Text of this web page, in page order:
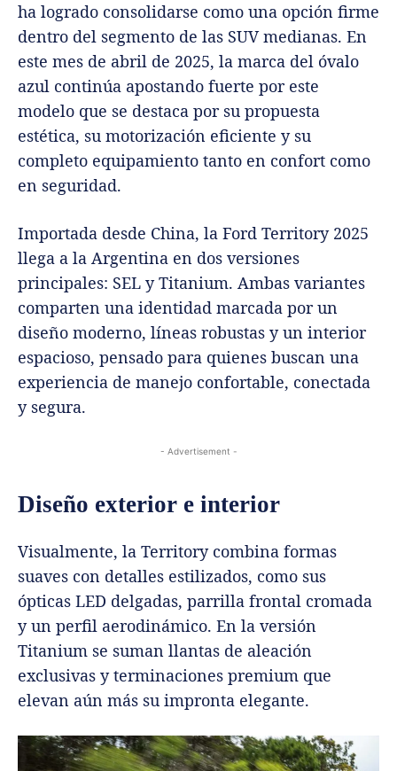
ha logrado consolidarse como una opción firme
dentro del segmento de las SUV medianas. En
este mes de abril de 2025, la marca del óvalo
azul continúa apostando fuerte por este
modelo que se destaca por su propuesta
estética, su motorización eficiente y su
completo equipamiento tanto en confort como
en seguridad.
Importada desde China, la Ford Territory 2025
llega a la Argentina en dos versiones
principales: SEL y Titanium. Ambas variantes
comparten una identidad marcada por un
diseño moderno, líneas robustas y un interior
espacioso, pensado para quienes buscan una
experiencia de manejo confortable, conectada
y segura.
- Advertisement -
Diseño exterior e interior
Visualmente, la Territory combina formas
suaves con detalles estilizados, como sus
ópticas LED delgadas, parrilla frontal cromada
y un perfil aerodinámico. En la versión
Titanium se suman llantas de aleación
exclusivas y terminaciones premium que
elevan aún más su impronta elegante.